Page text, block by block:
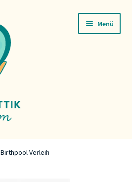
Menü
Birthpool Verleih